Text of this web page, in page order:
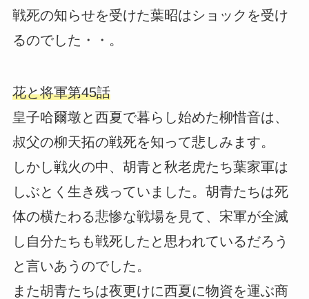
戦死の知らせを受けた葉昭はショックを受け
るのでした・・。
花と将軍第45話
皇子哈爾墩と西夏で暮らし始めた柳惜音は、
叔父の柳天拓の戦死を知って悲しみます。
しかし戦火の中、胡青と秋老虎たち葉家軍は
しぶとく生き残っていました。胡青たちは死
体の横たわる悲惨な戦場を見て、宋軍が全滅
し自分たちも戦死したと思われているだろう
と言いあうのでした。
また胡青たちは夜更けに西夏に物資を運ぶ商